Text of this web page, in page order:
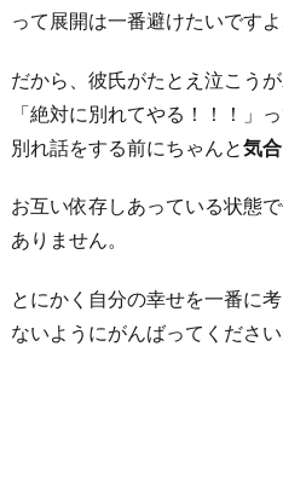
って展開は一番避けたいですよ
だから、彼氏がたとえ泣こう
「絶対に別れてやる！！！」
別れ話をする前にちゃんと気
お互い依存しあっている状態
ありません。
とにかく自分の幸せを一番に
ないようにがんばってください